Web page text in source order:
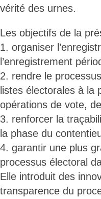
vérité des urnes.
Les objectifs de la
1. organiser
l’enregistrement
2. rendre le
listes électorales à la
opérations de vote,
3. renforcer la
la phase du
4. garantir une plus
processus électoral
Elle introduit des
transparence du